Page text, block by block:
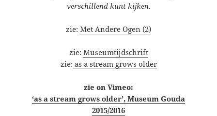
verschillend kunt kijken.
zie: Met Andere Ogen (2)
zie: Museumtijdschrift
zie: as a stream grows older
zie on Vimeo:
‘as a stream grows older’, Museum Gouda
2015/2016